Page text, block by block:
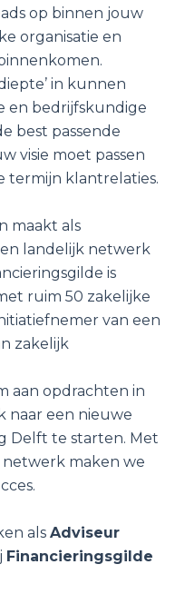
op binnen jouw
organisatie en
in kunnen
en bedrijfskundige
best passende
visie moet passen
termijn klantrelaties.
maakt als
landelijk netwerk
is
ruim 50 zakelijke
van een
zakelijk
aan opdrachten in
naar een nieuwe
Delft te starten. Met
maken we
als Adviseur
Financieringsgilde